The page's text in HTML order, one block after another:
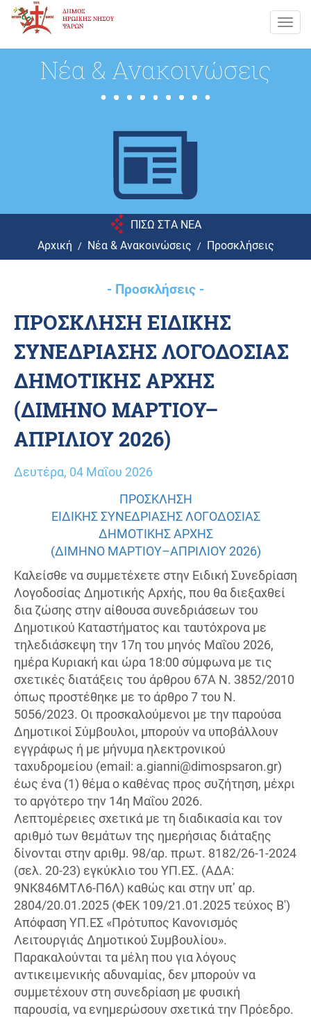
Νέα & Ανακοινώσεις
ΠΙΣΩ ΣΤA NEA
Αρχική
Νέα & Ανακοινώσεις Προσκλήσεις
- Προσκλήσεις -
ΠΡΟΣΚΛΗΣΗ ΕΙΔΙΚΗΣ
ΣΥΝΕΔΡΙΑΣΗΣ ΛΟΓΟΔΟΣΙΑΣ
ΔΗΜΟΤΙΚΗΣ ΑΡΧΗΣ
(ΔΙΜΗΝΟ ΜΑΡΤΙΟΥ–
ΑΠΡΙΛΙΟΥ 2026)
Δευτέρα, 04 Μαΐου 2026
ΠΡΟΣΚΛΗΣΗ
ΕΙΔΙΚΗΣ ΣΥΝΕΔΡΙΑΣΗΣ ΛΟΓΟΔΟΣΙΑΣ
ΔΗΜΟΤΙΚΗΣ ΑΡΧΗΣ
(ΔΙΜΗΝΟ ΜΑΡΤΙΟΥ–ΑΠΡΙΛΙΟΥ 2026)
Καλείσθε να συμμετέχετε στην Ειδική Συνεδρίαση
Λογοδοσίας Δημοτικής Αρχής, που θα διεξαχθεί
δια ζώσης στην αίθουσα συνεδριάσεων του
Δημοτικού Καταστήματος και ταυτόχρονα με
τηλεδιάσκεψη την 17η του μηνός Μαΐου 2026,
ημέρα Κυριακή και ώρα 18:00 σύμφωνα με τις
σχετικές διατάξεις του άρθρου 67Α Ν. 3852/2010
όπως προστέθηκε με το άρθρο 7 του Ν.
5056/2023. Οι προσκαλούμενοι με την παρούσα
Δημοτικοί Σύμβουλοι, μπορούν να υποβάλλουν
εγγράφως ή με μήνυμα ηλεκτρονικού
ταχυδρομείου (email: a.gianni@dimospsaron.gr)
έως ένα (1) θέμα ο καθένας προς συζήτηση, μέχρι
το αργότερο την 14η Μαΐου 2026.
Λεπτομέρειες σχετικά με τη διαδικασία και τον
αριθμό των θεμάτων της ημερήσιας διάταξης
δίνονται στην αριθμ. 98/αρ. πρωτ. 8182/26-1-2024
(σελ. 20-23) εγκύκλιο του ΥΠ.ΕΣ. (ΑΔΑ:
9ΝΚ846ΜΤΛ6-Π6Λ) καθώς και στην υπ’ αρ.
2804/20.01.2025 (ΦΕΚ 109/21.01.2025 τεύχος Β')
Απόφαση ΥΠ.ΕΣ «Πρότυπος Κανονισμός
Λειτουργιάς Δημοτικού Συμβουλίου».
Παρακαλούνται τα μέλη που για λόγους
αντικειμενικής αδυναμίας, δεν μπορούν να
συμμετέχουν στη συνεδρίαση με φυσική
παρουσία, να ενημερώσουν σχετικά την Πρόεδρο.